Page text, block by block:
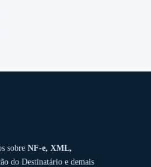
sobre NF-e, XML,
do Destinatário e demais